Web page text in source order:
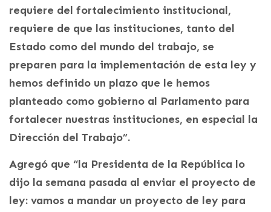
requiere del fortalecimiento institucional,
requiere de que las instituciones, tanto del
Estado como del mundo del trabajo, se
preparen para la implementación de esta ley y
hemos definido un plazo que le hemos
planteado como gobierno al Parlamento para
fortalecer nuestras instituciones, en especial la
Dirección del Trabajo”.
Agregó que “la Presidenta de la República lo
dijo la semana pasada al enviar el proyecto de
ley: vamos a mandar un proyecto de ley para